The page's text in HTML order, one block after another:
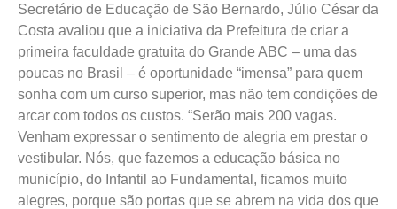
Secretário de Educação de São Bernardo, Júlio César da
Costa avaliou que a iniciativa da Prefeitura de criar a
primeira faculdade gratuita do Grande ABC – uma das
poucas no Brasil – é oportunidade “imensa” para quem
sonha com um curso superior, mas não tem condições de
arcar com todos os custos. “Serão mais 200 vagas.
Venham expressar o sentimento de alegria em prestar o
vestibular. Nós, que fazemos a educação básica no
município, do Infantil ao Fundamental, ficamos muito
alegres, porque são portas que se abrem na vida dos que